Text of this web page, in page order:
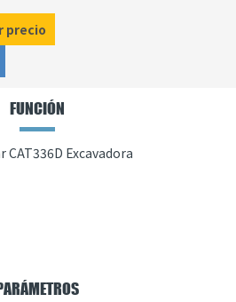
precio
FUNCIÓN
CAT336D Excavadora